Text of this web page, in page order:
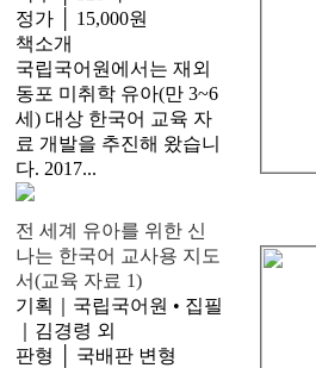
정가 │ 15,000원
책소개
국립국어원에서는 재외
동포 미취학 유아(만 3~6
세) 대상 한국어 교육 자
료 개발을 추진해 왔습니
다. 2017...
전 세계 유아를 위한 신
나는 한국어 교사용 지도
서(교육 자료 1)
기획｜국립국어원 • 집필
｜김경령 외
판형 │ 국배판 변형